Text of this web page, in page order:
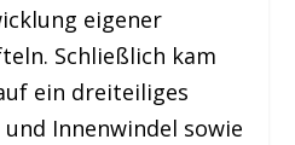
eigener
Schließlich kam
ein dreiteiliges
Innenwindel sowie